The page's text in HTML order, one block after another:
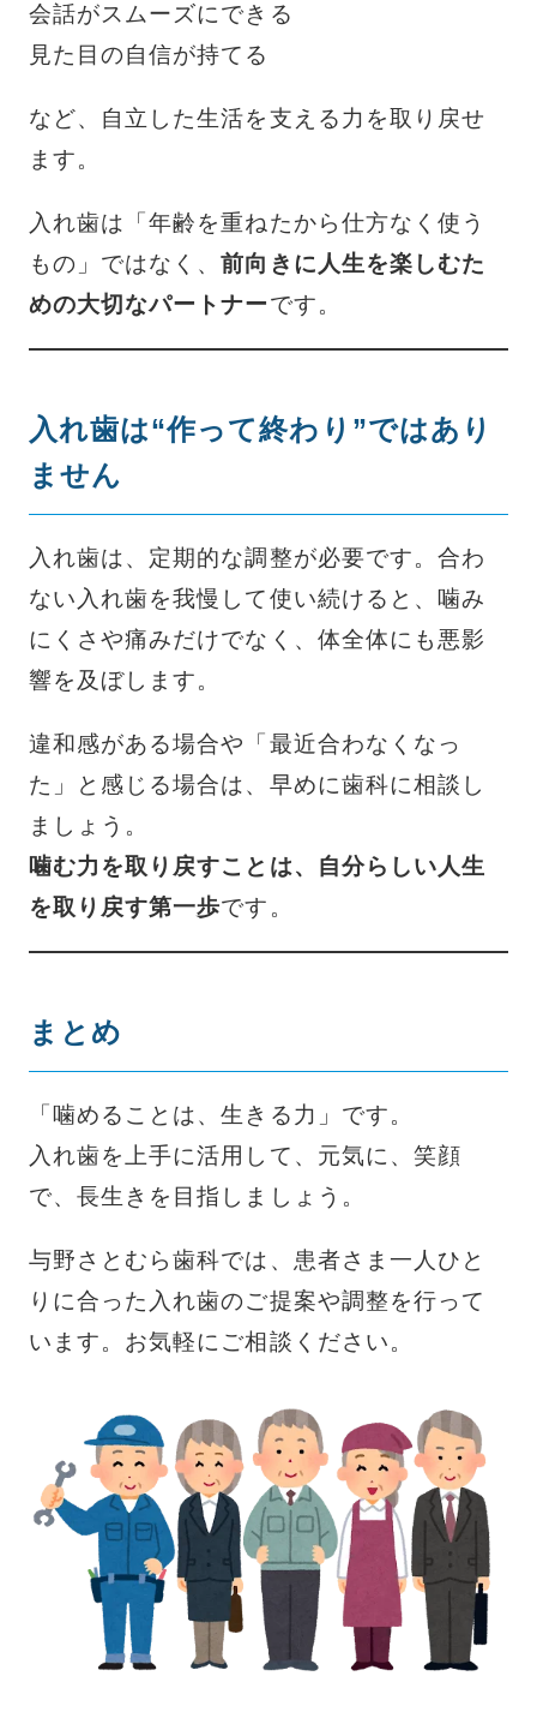
会話がスムーズにできる
見た目の自信が持てる
など、自立した生活を支える力を取り戻せ
ます。
入れ歯は「年齢を重ねたから仕方なく使う
もの」ではなく、前向きに人生を楽しむた
めの大切なパートナーです。
入れ歯は“作って終わり”ではあり
ません
入れ歯は、定期的な調整が必要です。合わ
ない入れ歯を我慢して使い続けると、噛み
にくさや痛みだけでなく、体全体にも悪影
響を及ぼします。
違和感がある場合や「最近合わなくなっ
た」と感じる場合は、早めに歯科に相談し
ましょう。
噛む力を取り戻すことは、自分らしい人生
を取り戻す第一歩です。
まとめ
「噛めることは、生きる力」です。
入れ歯を上手に活用して、元気に、笑顔
で、長生きを目指しましょう。
与野さとむら歯科では、患者さま一人ひと
りに合った入れ歯のご提案や調整を行って
います。お気軽にご相談ください。